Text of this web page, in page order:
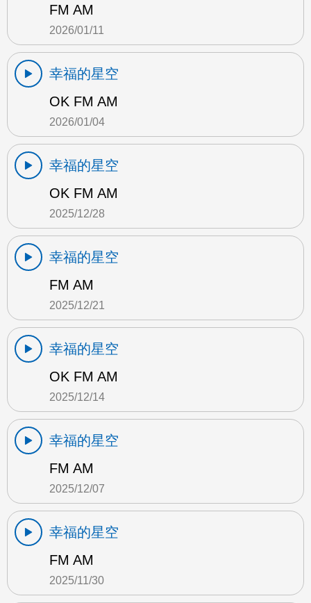
FM AM
2026/01/11
幸福的星空
OK FM AM
2026/01/04
幸福的星空
OK FM AM
2025/12/28
幸福的星空
FM AM
2025/12/21
幸福的星空
OK FM AM
2025/12/14
幸福的星空
FM AM
2025/12/07
幸福的星空
FM AM
2025/11/30